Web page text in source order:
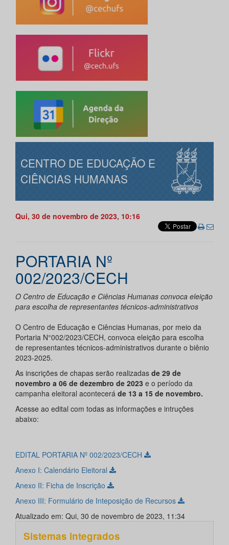
CENTRO DE EDUCAÇÃO E
CIÊNCIAS HUMANAS
Qui, 30 de novembro de 2023, 10:16
PORTARIA Nº
002/2023/CECH
O Centro de Educação e Ciências Humanas convoca eleição
para escolha de representantes técnicos-administrativos
O Centro de Educação e Ciências Humanas, por meio da
Portaria N°002/2023/CECH, convoca eleição para escolha
de representantes técnicos-administrativos durante o biênio
2023-2025.
As inscrições de chapas serão realizadas de 29 de
novembro a 06 de dezembro de 2023 e o período da
campanha eleitoral acontecerá de 13 a 15 de novembro.
Acesse ao edital com todas as informações e intruções
abaixo:
EDITAL PORTARIA Nº 002/2023/CECH
Anexo I: Calendário Eleitoral
Anexo II: Ficha de Inscrição
Anexo III: Formulário de Inteposição de Recursos
Atualizado em: Qui, 30 de novembro de 2023, 11:34
Sistemas integrados